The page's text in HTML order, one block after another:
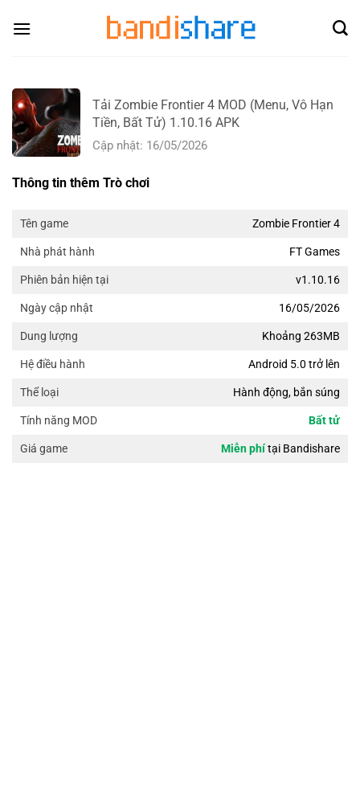
Tải Zombie Frontier 4 MOD (Menu, Vô Hạn
Tiền, Bất Tử) 1.10.16 APK
Cập nhật: 16/05/2026
Thông tin thêm Trò chơi
Tên game Zombie Frontier 4
Nhà phát hành FT Games
Phiên bản hiện tại v1.10.16
Ngày cập nhật 16/05/2026
Dung lượng Khoảng 263MB
Hệ điều hành Android 5.0 trở lên
Thể loại Hành động, bắn súng
Tính năng MOD Bất tử
Giá game Miễn phítại Bandishare